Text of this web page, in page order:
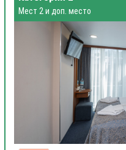
Мест 2 и доп. место